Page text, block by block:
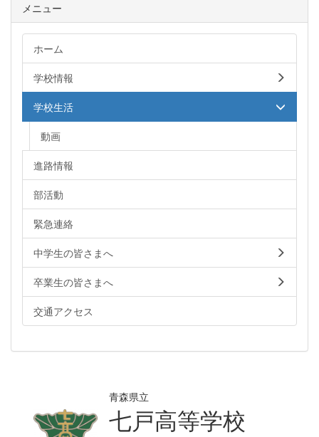
メニュー
ホーム
学校情報
学校生活
動画
進路情報
部活動
緊急連絡
中学生の皆さまへ
卒業生の皆さまへ
交通アクセス
青森県立
七戸高等学校